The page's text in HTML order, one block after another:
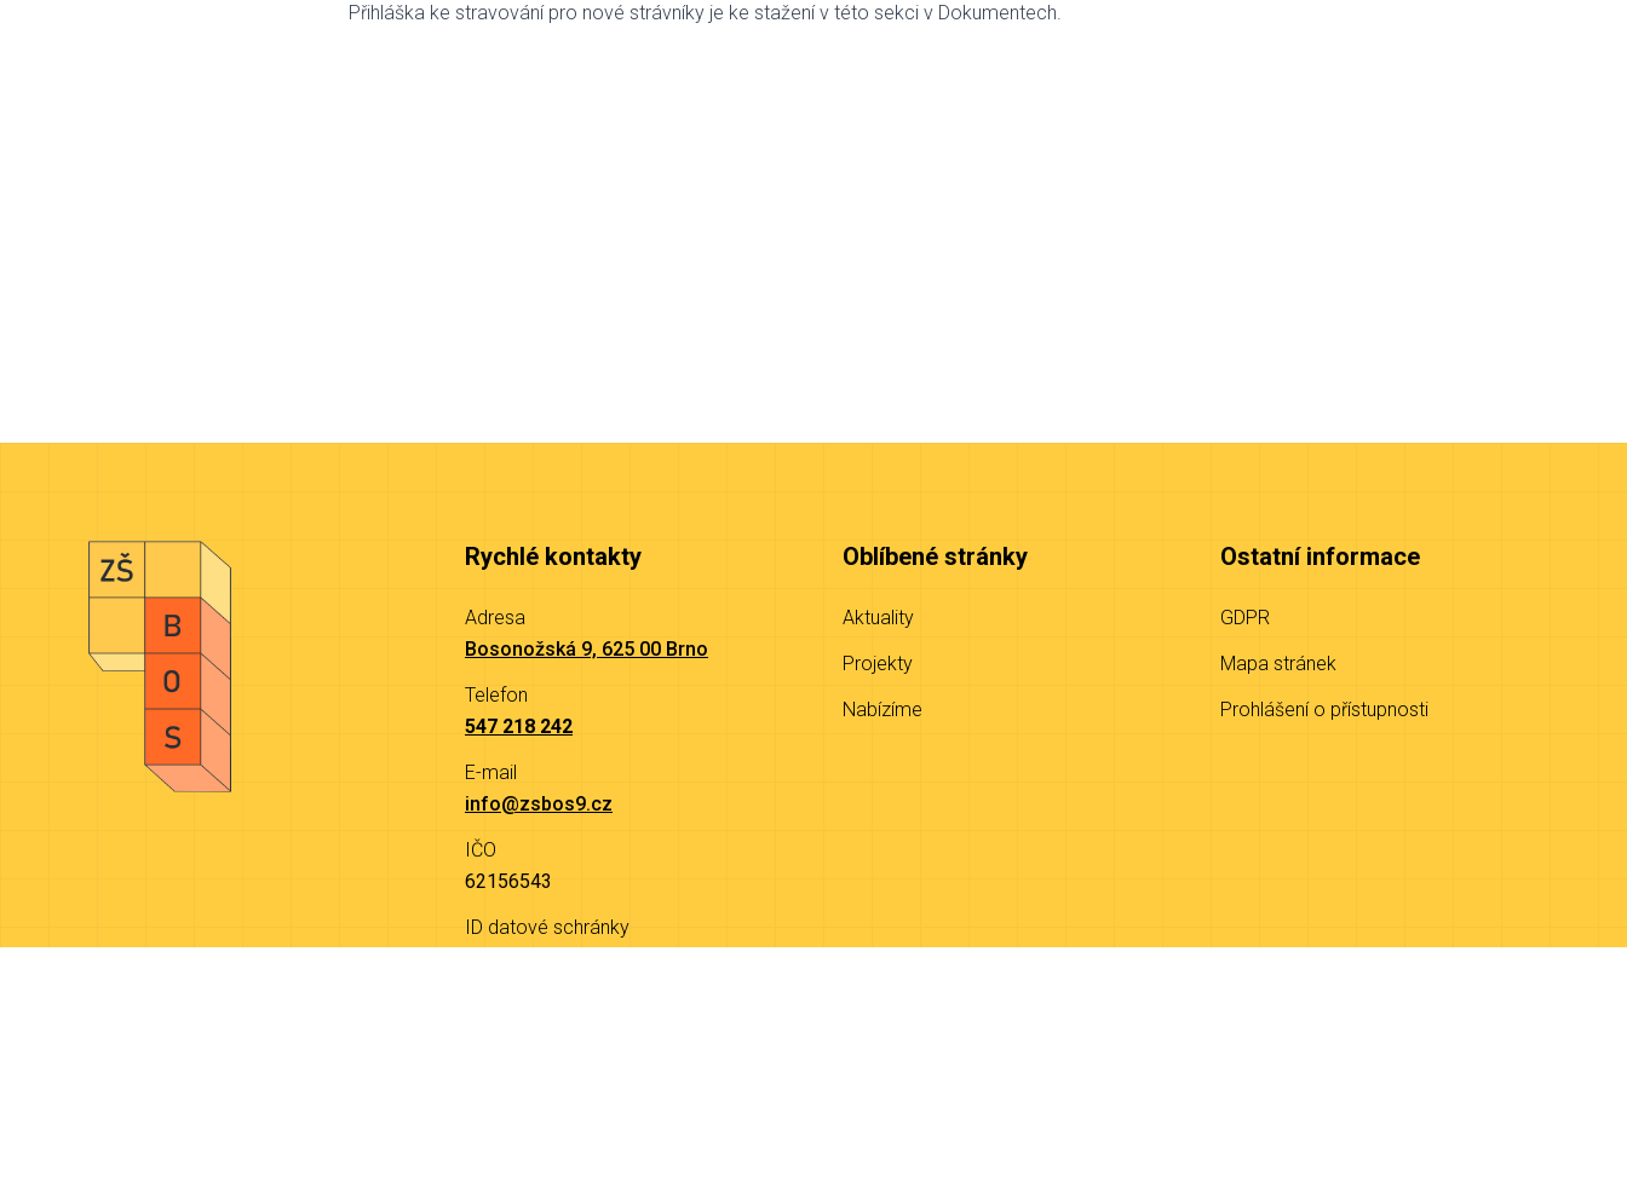
Přihláška ke stravování pro nové strávníky je ke stažení v této sekci v Dokumentech.
Rychlé kontakty
Adresa
Bosonožská 9, 625 00 Brno
Telefon
547 218 242
E-mail
info@zsbos9.cz
IČO
62156543
ID datové schránky
Oblíbené stránky
Aktuality
Projekty
Nabízíme
Ostatní informace
GDPR
Mapa stránek
Prohlášení o přístupnosti